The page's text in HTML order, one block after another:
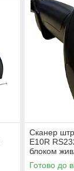
Сканер
E10R
блоком
Готово до